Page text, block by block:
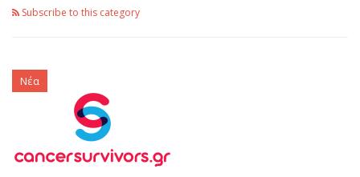
Subscribe to this category
Νέα